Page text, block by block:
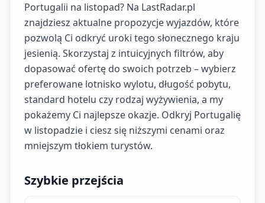
Portugalii na listopad? Na LastRadar.pl
znajdziesz aktualne propozycje wyjazdów, które
pozwolą Ci odkryć uroki tego słonecznego kraju
jesienią. Skorzystaj z intuicyjnych filtrów, aby
dopasować ofertę do swoich potrzeb – wybierz
preferowane lotnisko wylotu, długość pobytu,
standard hotelu czy rodzaj wyżywienia, a my
pokażemy Ci najlepsze okazje. Odkryj Portugalię
w listopadzie i ciesz się niższymi cenami oraz
mniejszym tłokiem turystów.
Szybkie przejścia